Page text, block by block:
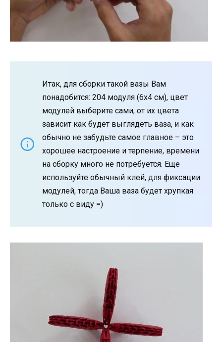
Итак, для сборки такой вазы Вам
понадобится: 204 модуля (6х4 см), цвет
модулей выберите сами, от их цвета
зависит как будет выглядеть ваза, и как
обычно не забудьте самое главное – это
хорошее настроение и терпение, времени
на сборку много не потребуется. Еще
используйте обычный клей, для фиксации
модулей, тогда Ваша ваза будет хрупкая
только с виду =)